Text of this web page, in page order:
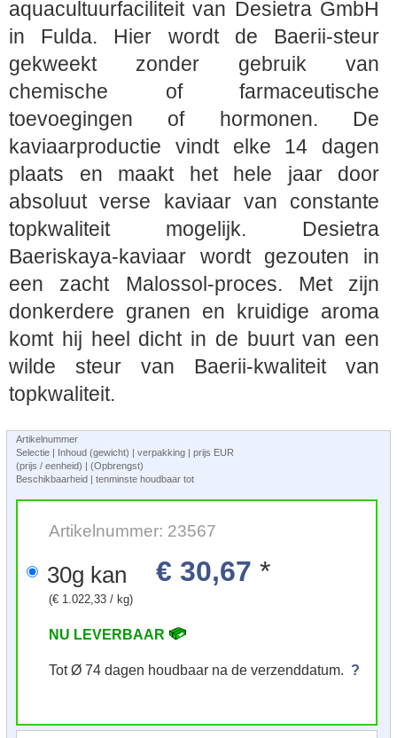
aquacultuurfaciliteit van Desietra GmbH
in Fulda. Hier wordt de Baerii-steur
gekweekt zonder gebruik van
chemische of farmaceutische
toevoegingen of hormonen. De
kaviaarproductie vindt elke 14 dagen
plaats en maakt het hele jaar door
absoluut verse kaviaar van constante
topkwaliteit mogelijk. Desietra
Baeriskaya-kaviaar wordt gezouten in
een zacht Malossol-proces. Met zijn
donkerdere granen en kruidige aroma
komt hij heel dicht in de buurt van een
wilde steur van Baerii-kwaliteit van
topkwaliteit.
Artikelnummer
Selectie | Inhoud (gewicht) | verpakking | prijs EUR
(prijs / eenheid) | (Opbrengst)
Beschikbaarheid | tenminste houdbaar tot
Artikelnummer: 23567
30g kan € 30,67 *
(€ 1.022,33 / kg)
NU LEVERBAAR
Tot Ø 74 dagen houdbaar na de verzenddatum. ?